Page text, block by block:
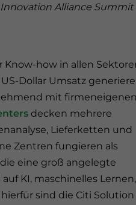
Alliance Summit
Know-how in allen
Dollar Umsatz
mit firmeneigenen
decken mehrere
Lieferketten und
Zentren fungieren als
eine groß angelegte
KI, maschinelles Lernen,
sind die Citi Solution